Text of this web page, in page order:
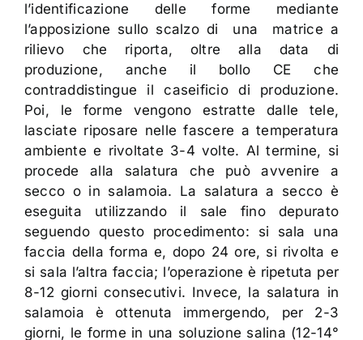
l’identificazione delle forme mediante
l’apposizione sullo scalzo di una matrice a
rilievo che riporta, oltre alla data di
produzione, anche il bollo CE che
contraddistingue il caseificio di produzione.
Poi, le forme vengono estratte dalle tele,
lasciate riposare nelle fascere a temperatura
ambiente e rivoltate 3-4 volte. Al termine, si
procede alla salatura che può avvenire a
secco o in salamoia. La salatura a secco è
eseguita utilizzando il sale fino depurato
seguendo questo procedimento: si sala una
faccia della forma e, dopo 24 ore, si rivolta e
si sala l’altra faccia; l’operazione è ripetuta per
8-12 giorni consecutivi. Invece, la salatura in
salamoia è ottenuta immergendo, per 2-3
giorni, le forme in una soluzione salina (12-14°